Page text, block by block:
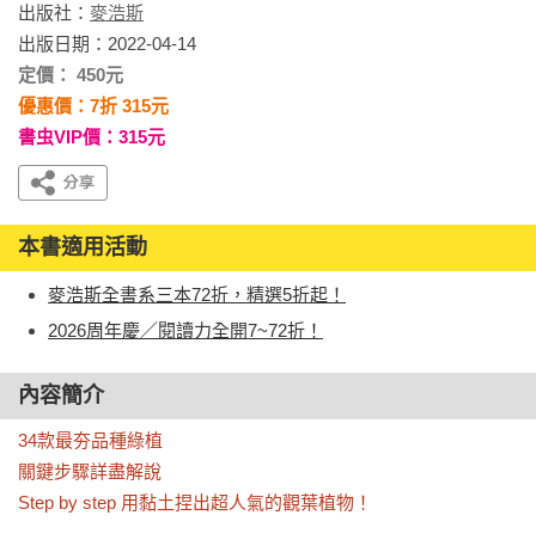
出版社： 麥浩斯
出版日期：2022-04-14
定價： 450元
優惠價：7折 315元
書虫VIP價：315元
本書適用活動
麥浩斯全書系三本72折，精選5折起！
2026周年慶／閱讀力全開7~72折！
內容簡介
34款最夯品種綠植
關鍵步驟詳盡解說
Step by step 用黏土捏出超人氣的觀葉植物！